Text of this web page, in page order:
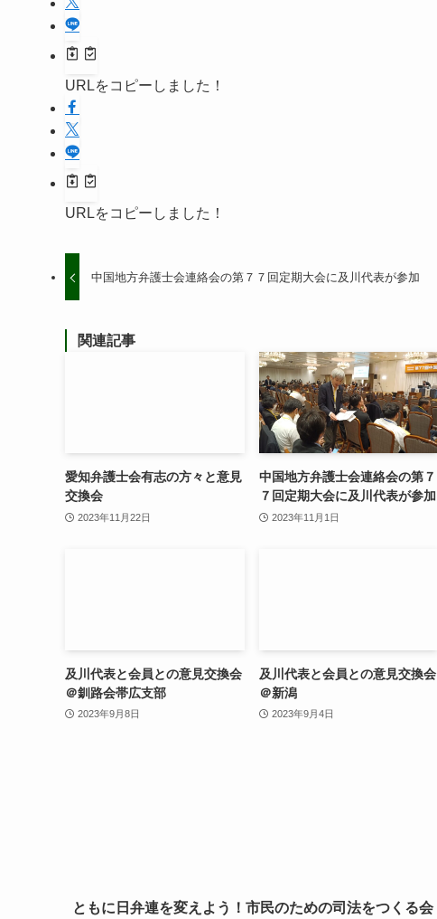
URLをコピーしました！
URLをコピーしました！
中国地方弁護士会連絡会の第７７回定期大会に及川代表が参加
関連記事
愛知弁護士会有志の方々と意見
交換会
2023年11月22日
中国地方弁護士会連絡会の第７
７回定期大会に及川代表が参加
2023年11月1日
及川代表と会員との意見交換会
＠釧路会帯広支部
2023年9月8日
及川代表と会員との意見交換会
＠新潟
2023年9月4日
ともに日弁連を変えよう！市民のための司法をつくる会